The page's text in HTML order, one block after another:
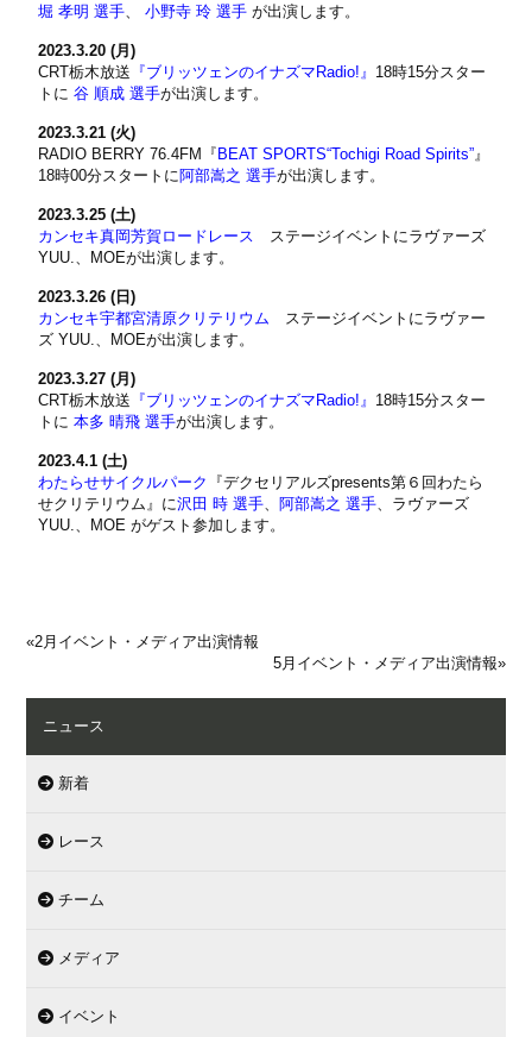
堀 孝明 選手、小野寺 玲 選手 が出演します。
2023.3.20 (月)
CRT栃木放送 『ブリッツェンのイナズマRadio!』 18時15分スター
トに谷 順成 選手が出演します。
2023.3.21 (火)
RADIO BERRY 76.4FM『 BEAT SPORTS“Tochigi Road Spirits”』
18時00分スタートに阿部嵩之 選手が出演します。
2023.3.25 (土)
カンセキ真岡芳賀ロードレース ステージイベントにラヴァーズ
YUU.、MOEが出演します。
2023.3.26 (日)
カンセキ宇都宮清原クリテリウム ステージイベントにラヴァー
ズ YUU.、MOEが出演します。
2023.3.27 (月)
CRT栃木放送 『ブリッツェンのイナズマRadio!』 18時15分スター
トに本多 晴飛 選手が出演します。
2023.4.1 (土)
わたらせサイクルパーク
『デクセリアルズpresents第６回わたら
せクリテリウム』に沢田 時 選手、 阿部嵩之 選手、ラヴァーズ
YUU.、MOE がゲスト参加します。
«2月イベント・メディア出演情報
5月イベント・メディア出演情報»
ニュース
新着
レース
チーム
メディア
イベント